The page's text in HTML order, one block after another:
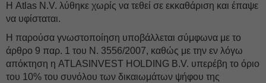
Η Atlas N.V. λύθηκε χωρίς να τεθεί σε εκκαθάριση και έπαψε
να υφίσταται.
Η παρούσα γνωστοποίηση υποβάλλεται σύμφωνα με το
άρθρο 9 παρ. 1 του Ν. 3556/2007, καθώς με την εν λόγω
απόκτηση η ATLASINVEST HOLDING B.V. υπερέβη το όριο
του 10% του συνόλου των δικαιωμάτων ψήφου της